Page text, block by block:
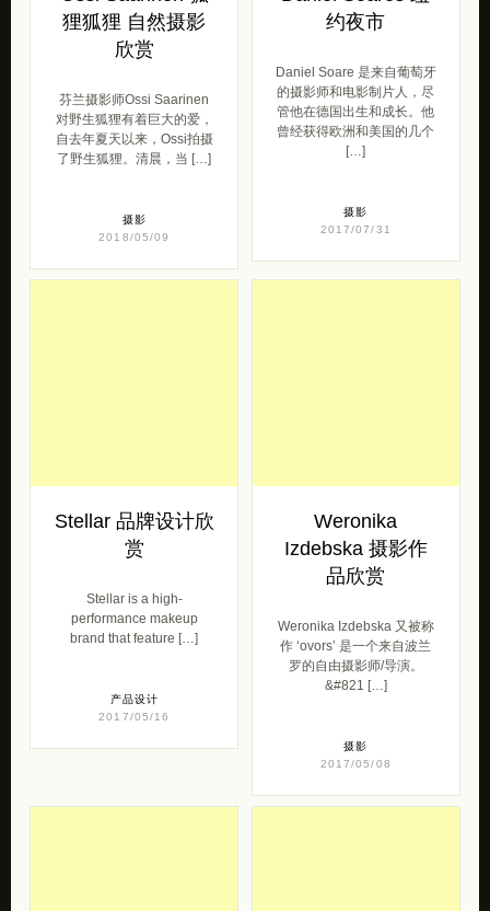
狸狐狸 自然摄影
欣赏
芬兰摄影师Ossi Saarinen
对野生狐狸有着巨大的爱，
自去年夏天以来，Ossi拍摄
了野生狐狸。清晨，当 […]
摄影
2018/05/09
约夜市
Daniel Soare 是来自葡萄牙
的摄影师和电影制片人，尽
管他在德国出生和成长。他
曾经获得欧洲和美国的几个
[…]
摄影
2017/07/31
Stellar 品牌设计欣
赏
Stellar is a high-
performance makeup
brand that feature […]
产品设计
2017/05/16
Weronika
Izdebska 摄影作
品欣赏
Weronika Izdebska 又被称
作 ‘ovors’ 是一个来自波兰
罗的自由摄影师/导演。
&#821 […]
摄影
2017/05/08